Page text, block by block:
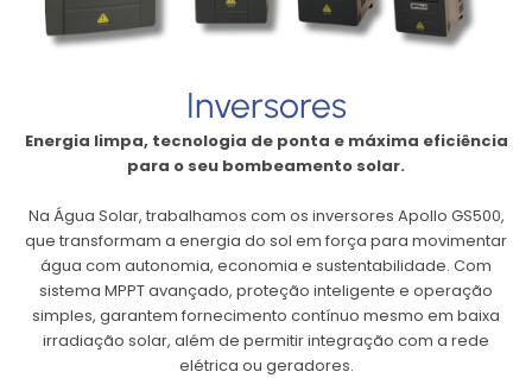
Inversores
Energia limpa, tecnologia de ponta e máxima eficiência
para o seu bombeamento solar.
Na Água Solar, trabalhamos com os inversores Apollo GS500,
que transformam a energia do sol em força para movimentar
água com autonomia, economia e sustentabilidade. Com
sistema MPPT avançado, proteção inteligente e operação
simples, garantem fornecimento contínuo mesmo em baixa
irradiação solar, além de permitir integração com a rede
elétrica ou geradores.